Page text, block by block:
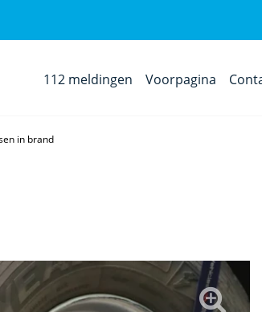
112 meldingen Voorpagina
in brand